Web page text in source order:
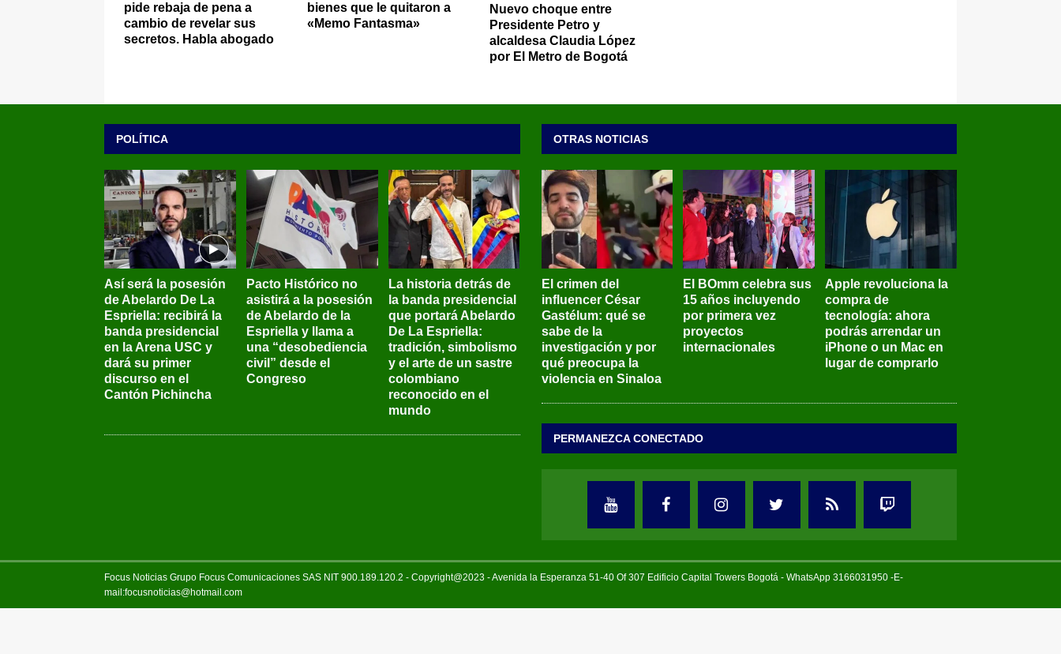
pide rebaja de pena a
cambio de revelar sus
secretos. Habla abogado
bienes que le quitaron a
«Memo Fantasma»
Nuevo choque entre
Presidente Petro y
alcaldesa Claudia López
por El Metro de Bogotá
POLÍTICA
Así será la posesión
de Abelardo De La
Espriella: recibirá la
banda presidencial
en la Arena USC y
dará su primer
discurso en el
Cantón Pichincha
Pacto Histórico no
asistirá a la posesión
de Abelardo de la
Espriella y llama a
una “desobediencia
civil” desde el
Congreso
La historia detrás de
la banda presidencial
que portará Abelardo
De La Espriella:
tradición, simbolismo
y el arte de un sastre
colombiano
reconocido en el
mundo
OTRAS NOTICIAS
El crimen del
influencer César
Gastélum: qué se
sabe de la
investigación y por
qué preocupa la
violencia en Sinaloa
El BOmm celebra sus
15 años incluyendo
por primera vez
proyectos
internacionales
Apple revoluciona la
compra de
tecnología: ahora
podrás arrendar un
iPhone o un Mac en
lugar de comprarlo
PERMANEZCA CONECTADO
Focus Noticias Grupo Focus Comunicaciones SAS NIT 900.189.120.2 - Copyright@2023 - Avenida la Esperanza 51-40 Of 307 Edificio Capital Towers Bogotá - WhatsApp 3166031950 -E-
mail:focusnoticias@hotmail.com